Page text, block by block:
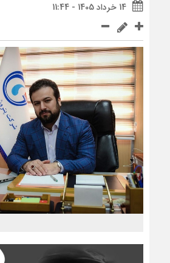
14 خرداد 1405 - 11:44